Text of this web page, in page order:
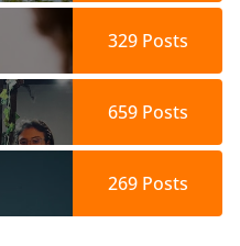
329Posts
659Posts
269Posts